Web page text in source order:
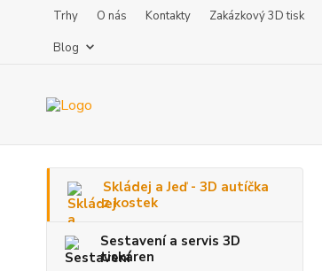
Trhy O nás Kontakty Zakázkový 3D tisk
Blog
Skládej a Jeď - 3D autíčka
z kostek
Sestavení a servis 3D
tiskáren